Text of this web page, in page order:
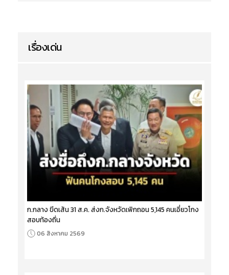
เรื่องเด่น
ก.กลาง ขีดเส้น 31 ส.ค. ส่งก.จังหวัดเพิกถอน 5,145 คนเอี่ยวโกง
สอบท้องถิ่น
06 สิงหาคม 2569